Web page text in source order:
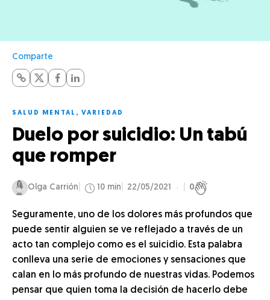
Comparte
SALUD MENTAL , VARIEDAD
Duelo por suicidio: Un tabú
que romper
Olga Carrión 10 min 22/05/2021 0
Seguramente, uno de los dolores más profundos que
puede sentir alguien se ve reflejado a través de un
acto tan complejo como es el suicidio. Esta palabra
conlleva una serie de emociones y sensaciones que
calan en lo más profundo de nuestras vidas. Podemos
pensar que quien toma la decisión de hacerlo debe